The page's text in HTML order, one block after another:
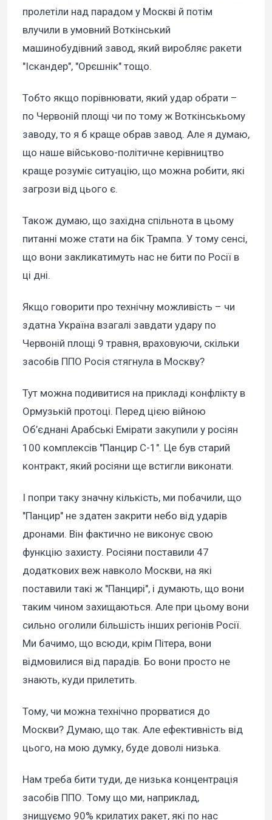
пролетіли над парадом у Москві й потім
влучили в умовний Воткінський
машинобудівний завод, який виробляє ракети
"Іскандер", "Орєшнік" тощо.
Тобто якщо порівнювати, який удар обрати –
по Червоній площі чи по тому ж Воткінськьому
заводу, то я б краще обрав завод. Але я думаю,
що наше військово-політичне керівництво
краще розуміє ситуацію, що можна робити, які
загрози від цього є.
Також думаю, що західна спільнота в цьому
питанні може стати на бік Трампа. У тому сенсі,
що вони закликатимуть нас не бити по Росії в
ці дні.
Якщо говорити про технічну можливість – чи
здатна Україна взагалі завдати удару по
Червоній площі 9 травня, враховуючи, скільки
засобів ППО Росія стягнула в Москву?
Тут можна подивитися на прикладі конфлікту в
Ормузькій протоці. Перед цією війною
Об’єднані Арабські Емірати закупили у росіян
100 комплексів "Панцир С-1". Це був старий
контракт, який росіяни ще встигли виконати.
І попри таку значну кількість, ми побачили, що
"Панцир" не здатен закрити небо від ударів
дронами. Він фактично не виконує свою
функцію захисту. Росіяни поставили 47
додаткових веж навколо Москви, на які
поставили такі ж "Панцирі", і думають, що вони
таким чином захищаються. Але при цьому вони
сильно оголили більшість інших регіонів Росії.
Ми бачимо, що всюди, крім Пітера, вони
відмовилися від парадів. Бо вони просто не
знають, куди прилетить.
Тому, чи можна технічно прорватися до
Москви? Думаю, що так. Але ефективність від
цього, на мою думку, буде доволі низька.
Нам треба бити туди, де низька концентрація
засобів ППО. Тому що ми, наприклад,
знищуємо 90% крилатих ракет, які по нас